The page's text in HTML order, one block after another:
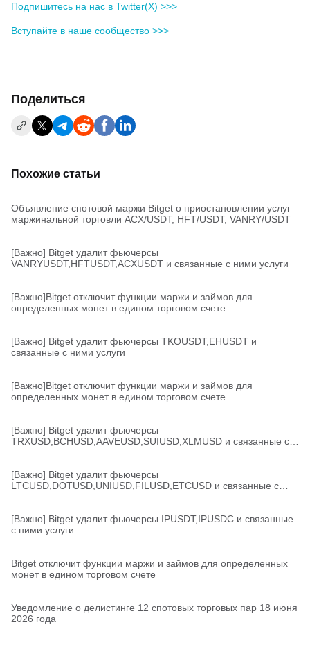
Подпишитесь на нас в Twitter(X) >>>
Вступайте в наше сообщество >>>
Поделиться
Похожие статьи
Объявление спотовой маржи Bitget о приостановлении услуг
маржинальной торговли ACX/USDT, HFT/USDT, VANRY/USDT
[Важно] Bitget удалит фьючерсы
VANRYUSDT,HFTUSDT,ACXUSDT и связанные с ними услуги
[Важно]Bitget отключит функции маржи и займов для
определенных монет в едином торговом счете
[Важно] Bitget удалит фьючерсы TKOUSDT,EHUSDT и
связанные с ними услуги
[Важно]Bitget отключит функции маржи и займов для
определенных монет в едином торговом счете
[Важно] Bitget удалит фьючерсы
TRXUSD,BCHUSD,AAVEUSD,SUIUSD,XLMUSD и связанные с
[Важно] Bitget удалит фьючерсы
LTCUSD,DOTUSD,UNIUSD,FILUSD,ETCUSD и связанные с
[Важно] Bitget удалит фьючерсы IPUSDT,IPUSDC и связанные
с ними услуги
Bitget отключит функции маржи и займов для определенных
монет в едином торговом счете
Уведомление о делистинге 12 спотовых торговых пар 18 июня
2026 года